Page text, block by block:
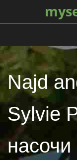
Najd
Sylvie